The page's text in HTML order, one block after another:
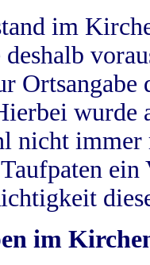
im
wurde
nicht
im